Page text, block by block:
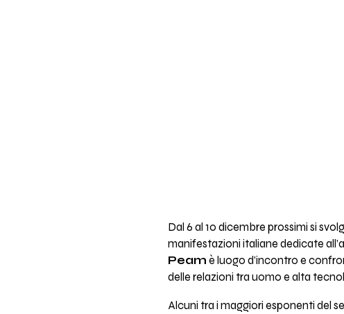
Dal 6 al 10 dicembre prossimi si
manifestazioni italiane dedicate
Peam è luogo d’incontro e
delle relazioni tra uomo e alta
Alcuni tra i maggiori esponenti del